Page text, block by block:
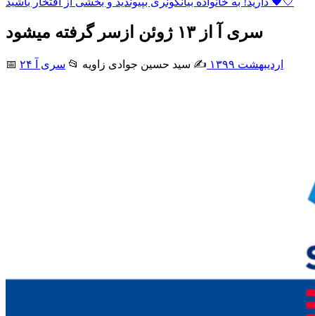
سری آ از ۱۳ ژوئن ازسر گرفته میشود
📅 ۲۴ اردیبهشت ۱۳۹۹ ✍️ سید حسین جوادی زاويه 📂 سری آ